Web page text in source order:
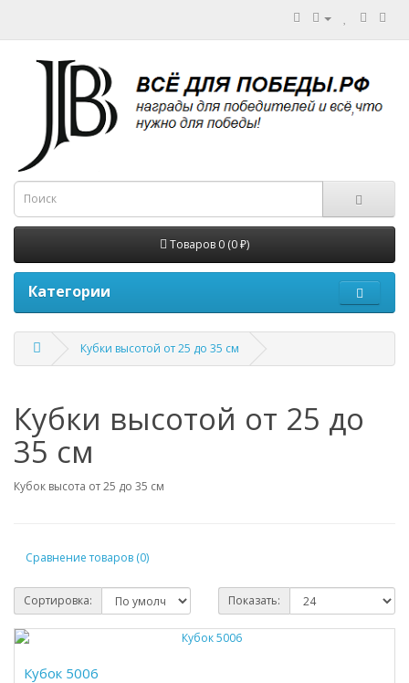
Товаров 0 (0 ₽)
Категории
Кубки высотой от 25 до 35 см
Кубки высотой от 25 до
35 см
Кубок высота от 25 до 35 см
Сравнение товаров (0)
Сортировка: Показать:
Кубок 5006